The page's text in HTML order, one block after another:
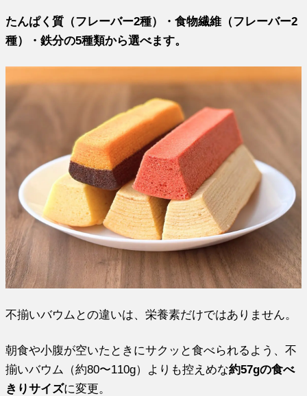
たんぱく質（フレーバー2種）・食物繊維（フレーバー2
種）・鉄分の5種類から選べます。
不揃いバウムとの違いは、栄養素だけではありません。
朝食や小腹が空いたときにサクッと食べられるよう、不
揃いバウム（約80〜110g）よりも控えめな約57gの食べ
きりサイズに変更。